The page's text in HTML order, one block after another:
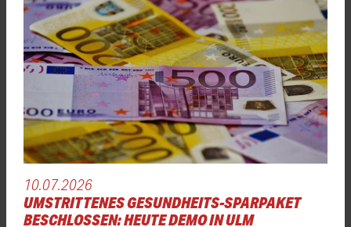
10.07.2026
UMSTRITTENES GESUNDHEITS-SPARPAKET
BESCHLOSSEN: HEUTE DEMO IN ULM